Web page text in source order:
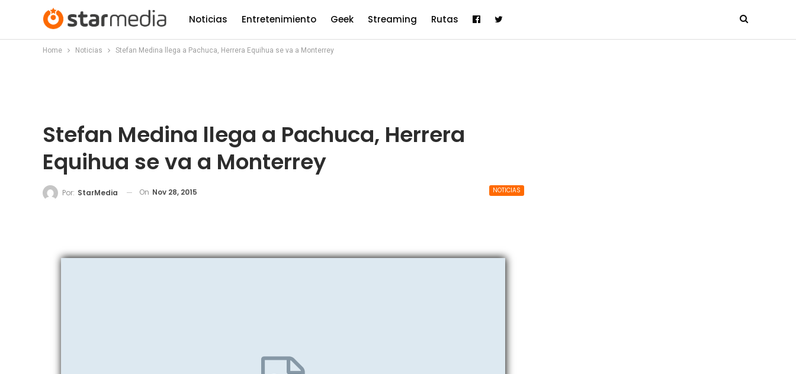
Noticias Entretenimiento Geek Streaming Rutas
Home Noticias Stefan Medina llega a Pachuca, Herrera Equihua se va a Monterrey
Stefan Medina llega a Pachuca, Herrera
Equihua se va a Monterrey
NOTICIAS
Por: StarMedia On Nov 28, 2015